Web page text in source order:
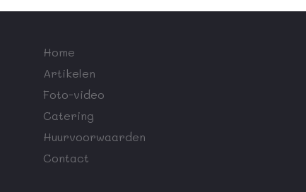
Home
Artikelen
Foto-video
Catering
Huurvoorwaarden
Contact